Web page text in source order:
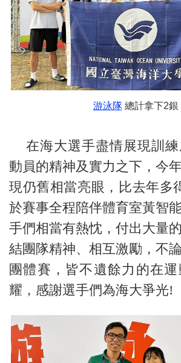
游泳隊總計拿下2銀
在海大選手盡情展現訓練
動員的精神及實力之下，今
現仍舊相當亮眼，比去年多
於賽事全程陪伴體育室黃智
手們相當有熱忱，付出大量
結團隊精神、相互激勵，不
團體賽，皆不遺餘力的在
耀，感謝選手們為海大爭光!